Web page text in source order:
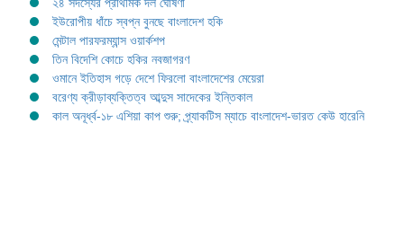
২৪ সদস্যের প্রাথমিক দল ঘোষণা
ইউরোপীয় ধাঁচে স্বপ্ন বুনছে বাংলাদেশ হকি
মেন্টাল পারফরম্যান্স ওয়ার্কশপ
তিন বিদেশি কোচে হকির নবজাগরণ
ওমানে ইতিহাস গড়ে দেশে ফিরলো বাংলাদেশের মেয়েরা
বরেণ্য ক্রীড়াব্যক্তিত্ব আব্দুস সাদেকের ইন্তিকাল
কাল অনূর্ধ্ব-১৮ এশিয়া কাপ শুরু; প্র্যাকটিস ম্যাচে বাংলাদেশ-ভারত কেউ হারেনি